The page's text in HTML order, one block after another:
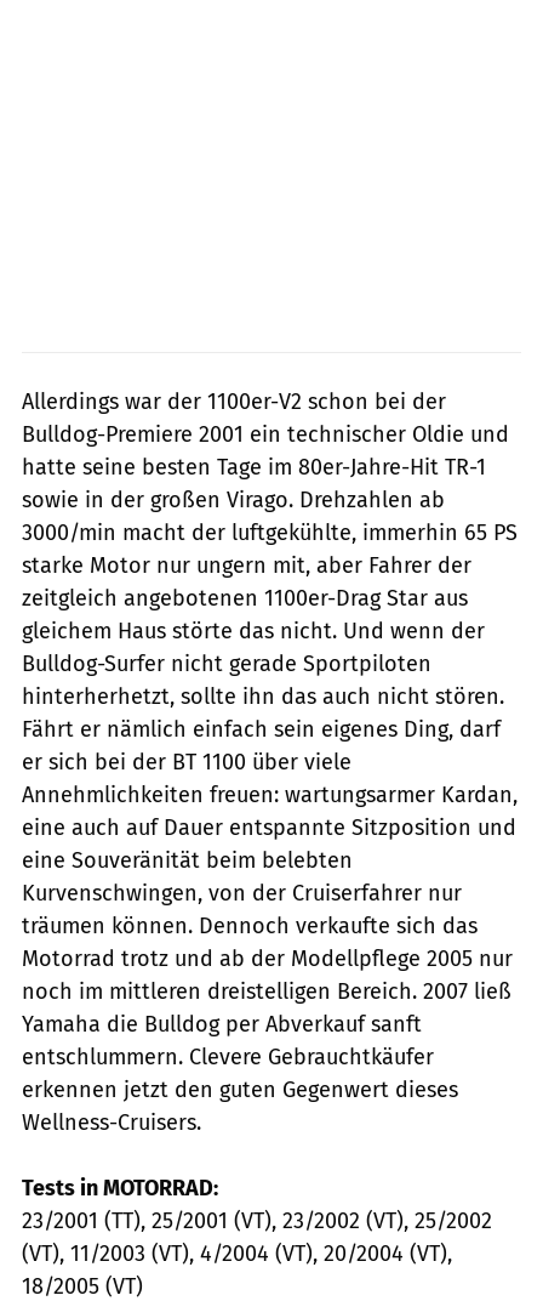
Allerdings war der 1100er-V2 schon bei der
Bulldog-Premiere 2001 ein technischer Oldie und
hatte seine besten Tage im 80er-Jahre-Hit TR-1
sowie in der großen Virago. Drehzahlen ab
3000/min macht der luftgekühlte, immerhin 65 PS
starke Motor nur ungern mit, aber Fahrer der
zeitgleich angebotenen 1100er-Drag Star aus
gleichem Haus störte das nicht. Und wenn der
Bulldog-Surfer nicht gerade Sportpiloten
hinterherhetzt, sollte ihn das auch nicht stören.
Fährt er nämlich einfach sein eigenes Ding, darf
er sich bei der BT 1100 über viele
Annehmlichkeiten freuen: wartungsarmer Kardan,
eine auch auf Dauer entspannte Sitzposition und
eine Souveränität beim belebten
Kurvenschwingen, von der Cruiserfahrer nur
träumen können. Dennoch verkaufte sich das
Motorrad trotz und ab der Modellpflege 2005 nur
noch im mittleren dreistelligen Bereich. 2007 ließ
Yamaha die Bulldog per Abverkauf sanft
entschlummern. Clevere Gebrauchtkäufer
erkennen jetzt den guten Gegenwert dieses
Wellness-Cruisers.
Tests in MOTORRAD:
23/2001 (TT), 25/2001 (VT), 23/2002 (VT), 25/2002
(VT), 11/2003 (VT), 4/2004 (VT), 20/2004 (VT),
18/2005 (VT)